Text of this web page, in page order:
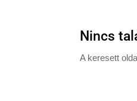
Nincs
A keresett